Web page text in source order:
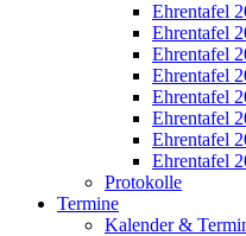
Ehrentafel
Ehrentafel
Ehrentafel
Ehrentafel
Ehrentafel
Ehrentafel
Ehrentafel
Ehrentafel
Protokolle
Termine
Kalender &